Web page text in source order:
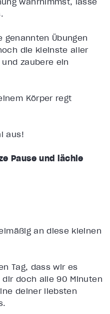
Übungen
die kleinste aller
zaubere ein
Körper regt
aus!
Pause und lächle
an diese kleinen
Tag, dass wir es
doch alle 90 Minuten
deiner liebsten